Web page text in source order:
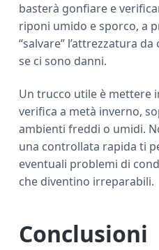
basterà gonfiare e
riponi umido e sporco, a
“salvare” l’attrezzatura
se ci sono danni.
Un trucco utile è mettere
verifica a metà inverno,
ambienti freddi o umidi.
una controllata rapida ti
eventuali problemi di
che diventino irreparabili.
Conclusioni